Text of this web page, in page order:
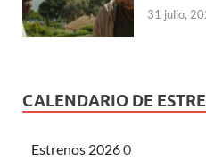
31 julio,
CALENDARIO DE
Estrenos 20260